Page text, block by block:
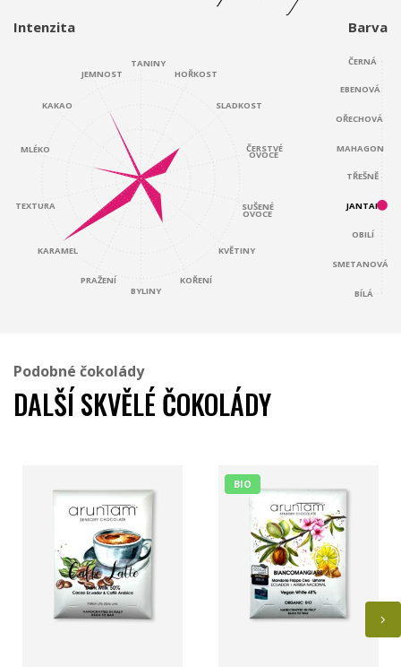
Intenzita Barva
ČERNÁ
EBENOVÁ
OŘECHOVÁ
MAHAGON
TŘEŠNĚ
JANTAR
OBILÍ
SMETANOVÁ
BÍLÁ
TANINY
HOŘKOST
SLADKOST
ČERSTVÉ
OVOCE
SUŠENÉ
OVOCE
KVĚTINY
KOŘENÍ
BYLINY
PRAŽENÍ
KARAMEL
TEXTURA
MLÉKO
KAKAO
JEMNOST
Podobné čokolády
DALŠÍ SKVĚLÉ ČOKOLÁDY
BIO